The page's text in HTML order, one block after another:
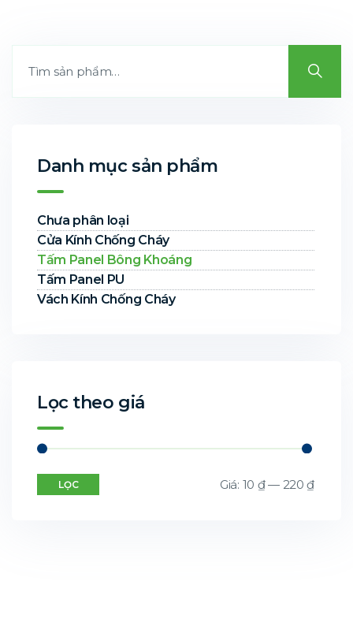
Danh mục sản phẩm
Chưa phân loại
Cửa Kính Chống Cháy
Tấm Panel Bông Khoáng
Tấm Panel PU
Vách Kính Chống Cháy
Lọc theo giá
LỌC Giá: 10 ₫— 220 ₫